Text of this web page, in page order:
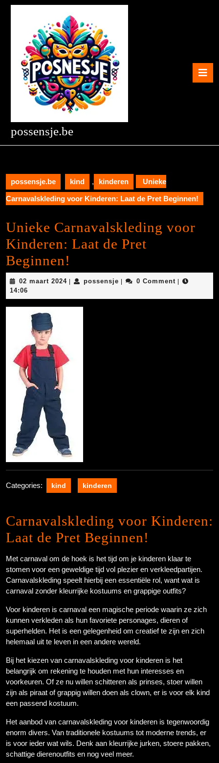
Skip
possensje.be
possensje.be kind , kinderen Unieke
Carnavalskleding voor Kinderen: Laat de Pret Beginnen!
Unieke Carnavalskleding voor
Kinderen: Laat de Pret
Beginnen!
02 maart 202402
2024
possensje possensje0 Comment
14:06
Categories: kind kinderen
Carnavalskleding voor Kinderen:
Laat de Pret Beginnen!
Met carnaval om de hoek is het tijd om je kinderen klaar te
stomen voor een geweldige tijd vol plezier en verkleedpartijen.
Carnavalskleding speelt hierbij een essentiële rol, want wat is
carnaval zonder kleurrijke kostuums en grappige outfits?
Voor kinderen is carnaval een magische periode waarin ze zich
kunnen verkleden als hun favoriete personages, dieren of
superhelden. Het is een gelegenheid om creatief te zijn en zich
helemaal uit te leven in een andere wereld.
Bij het kiezen van carnavalskleding voor kinderen is het
belangrijk om rekening te houden met hun interesses en
voorkeuren. Of ze nu willen schitteren als prinses, stoer willen
zijn als piraat of grappig willen doen als clown, er is voor elk kind
een passend kostuum.
Het aanbod van carnavalskleding voor kinderen is tegenwoordig
enorm divers. Van traditionele kostuums tot moderne trends, er
is voor ieder wat wils. Denk aan kleurrijke jurken, stoere pakken,
schattige dierenoutfits en nog veel meer.